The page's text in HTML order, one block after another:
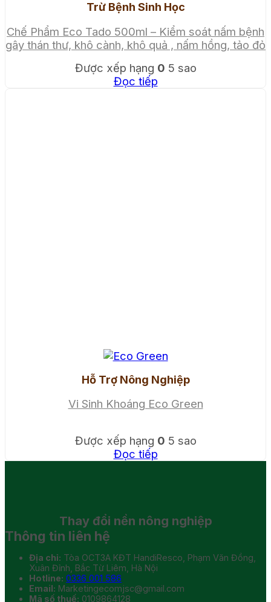
Trừ Bệnh Sinh Học
Chế Phẩm Eco Tado 500ml – Kiểm soát nấm bệnh
gây thán thư, khô cành, khô quả , nấm hồng, tảo đỏ
Được xếp hạng 0 5 sao
Đọc tiếp
Hỗ Trợ Nông Nghiệp
Vi Sinh Khoáng Eco Green
Được xếp hạng 0 5 sao
Đọc tiếp
Thay đổi nền nông nghiệp
Thông tin liên hệ
Địa chỉ: Tòa OCT3A KĐT HandiResco, Phạm Văn Đồng,
Xuân Đỉnh, Bắc Từ Liêm, Hà Nội
Hotline: 0336 001 586
Email: Marketingecomjsc@gmail.com
Mã số thuế: 0109864128